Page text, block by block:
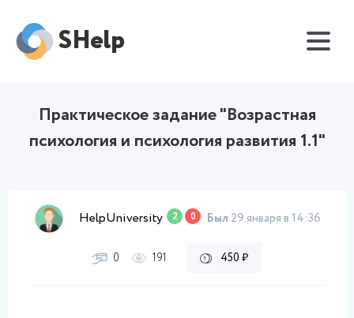
SHelp
Практическое задание "Возрастная
психология и психология развития 1.1"
HelpUniversity 2 0 Был 29 января в 14:36
0 191 450 ₽